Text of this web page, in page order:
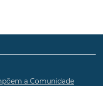
a Comunidade